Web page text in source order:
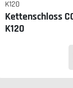
Kettenschloss
K120